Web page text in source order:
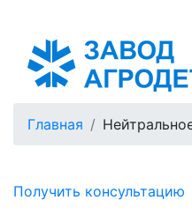
Главная
Получить консультацию